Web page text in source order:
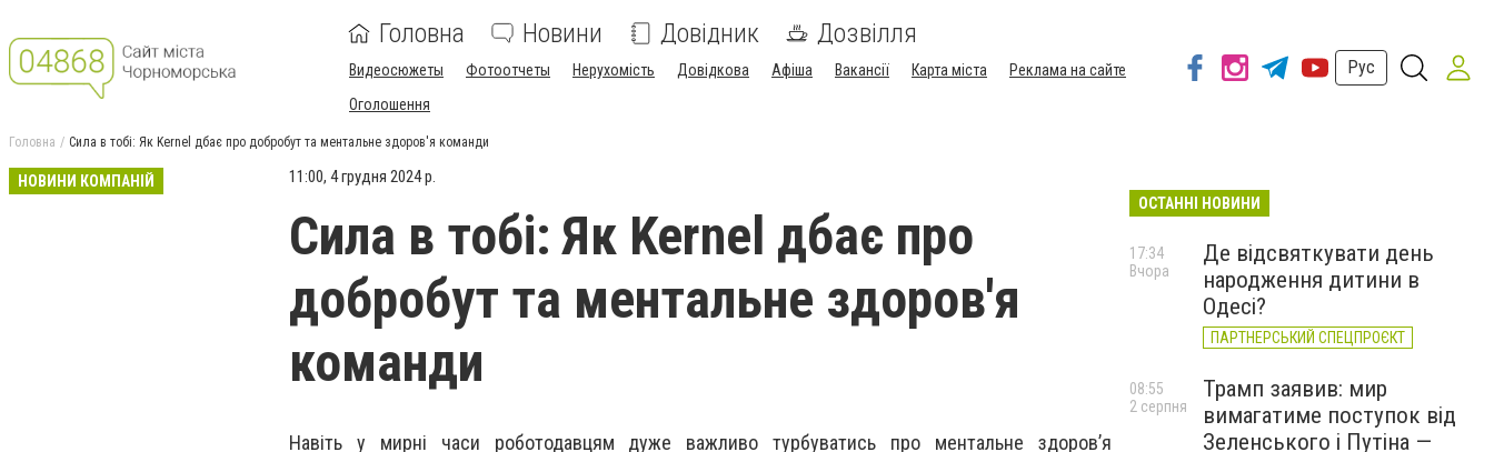
Головна Новини Довідник Дозвілля
Видеосюжеты Фотоотчеты Нерухомість Довідкова Афіша Вакансії Карта міста
Реклама на сайте
Оголошення
Рус
Головна Сила в тобі: Як Kernel дбає про добробут та ментальне здоров'я команди
НОВИНИ КОМПАНІЙ 11:00, 4 грудня 2024 р.
Сила в тобі: Як Kernel дбає про
добробут та ментальне здоров'я
команди
Навіть у мирні часи роботодавцям дуже важливо турбуватись про ментальне здоров’я
ОСТАННІ НОВИНИ
Де відсвяткувати день
народження дитини в
Одесі?
ПАРТНЕРСЬКИЙ СПЕЦПРОЄКТ
17:34
Вчора
Трамп заявив: мир
вимагатиме поступок від
Зеленського і Путіна —
08:55
2 серпня